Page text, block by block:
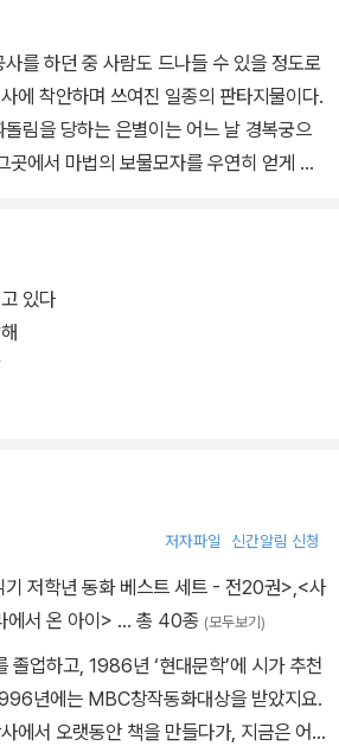
를 하던 중 사람도 드나들 수 있을 정도로
에 착안하며 쓰여진 일종의 판타지물이다.
림을 당하는 은별이는 어느 날 경복궁으
모자를 우연히 얻게 되
처음 갔을때의 감동 그리고 그 후 경복궁
보았던 것을 바탕으로 이 동화를 창작했
이나 기둥, 처마보다도 시커먼 마루 밑을
리 앞에 굳건히 서 있는 민족의 보물 경복
지만 당당한 사람들, 그리고 주인공인 은별
린이 독자들에게 가르쳐주고 있는 책이다.
있다
저자파일 신간알림 신청
기 저학년 동화 베스트 세트 - 전20권>,<사
에서 온 아이> … 총 40종 (모두보기)
졸업하고, 1986년 ‘현대문학’에 시가 추천
년에는 MBC창작동화대상을 받았지요.
에서 오랫동안 책을 만들다가, 지금은 어